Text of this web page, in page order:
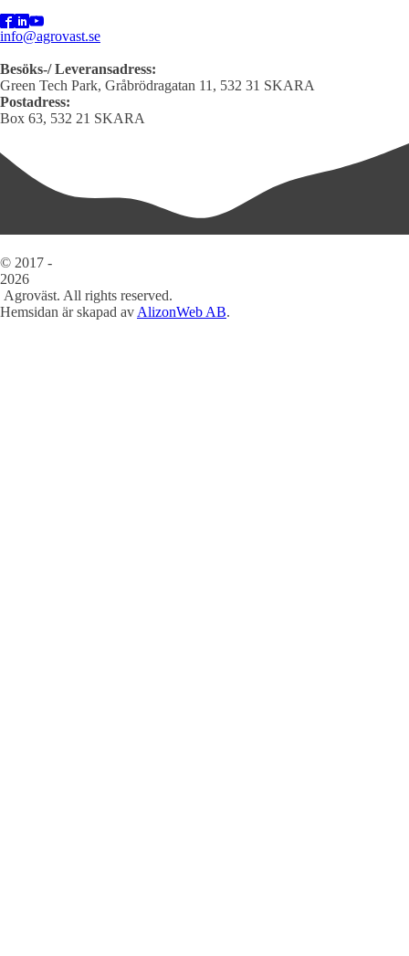
info@agrovast.se
Besöks-/ Leveransadress:
Green Tech Park, Gråbrödragatan 11, 532 31 SKARA
Postadress:
Box 63, 532 21 SKARA
© 2017 -
2026
Agroväst. All rights reserved.
Hemsidan är skapad av AlizonWeb AB.